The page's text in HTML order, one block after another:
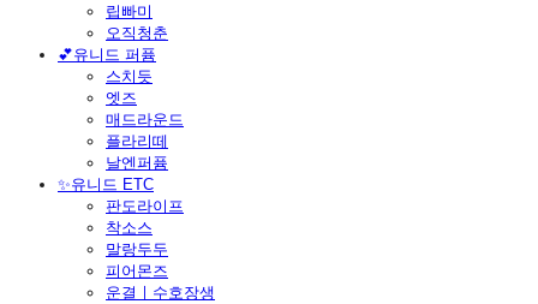
립빠미
오직청춘
💕유니드 퍼퓸
스치듯
엣즈
매드라운드
플라리떼
날엔퍼퓸
​✨유니드 ETC
판도라이프
착소스
말랑두두
피어몬즈
운결ㅣ수호장생